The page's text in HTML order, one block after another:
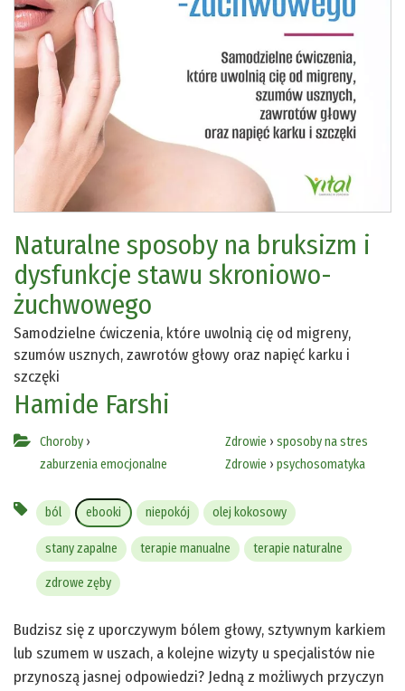
Naturalne sposoby na bruksizm i
dysfunkcje stawu skroniowo-
żuchwowego
Samodzielne ćwiczenia, które uwolnią cię od migreny,
szumów usznych, zawrotów głowy oraz napięć karku i
szczęki
Hamide Farshi
Choroby ›
zaburzenia emocjonalne
Zdrowie › sposoby na stres
Zdrowie › psychosomatyka
ból ebooki niepokój olej kokosowy
stany zapalne terapie manualne terapie naturalne
zdrowe zęby
Budzisz się z uporczywym bólem głowy, sztywnym karkiem
lub szumem w uszach, a kolejne wizyty u specjalistów nie
przynoszą jasnej odpowiedzi? Jedną z możliwych przyczyn